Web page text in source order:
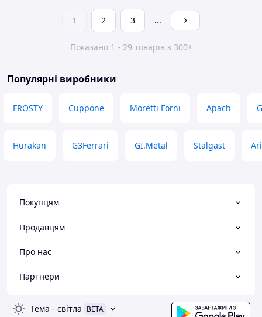
1 2 3 ...
Показано 1 - 29 товарів з 300+
Популярні виробники
FROSTY Cuppone Moretti Forni Apach
Hurakan G3Ferrari GI.Metal Stalgast
Покупцям
Продавцям
Про нас
Партнери
Тема - світла BETA